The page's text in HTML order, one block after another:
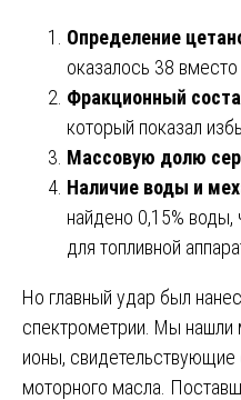
Определение
оказалось 38 вместо
Фракционный
который показал
Массовую долю
Наличие воды и
найдено 0,15% воды,
для топливной
Но главный удар был
спектрометрии. Мы
ионы, свидетельствующие
моторного масла.